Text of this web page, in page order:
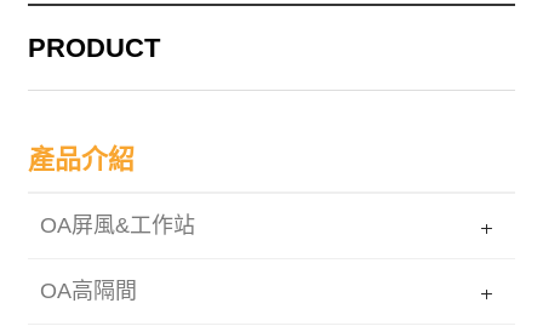
PRODUCT
產品介紹
OA屏風&工作站
OA高隔間